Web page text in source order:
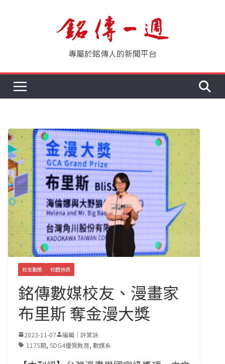
專屬於銘傳人的新聞平台
校友動態 校園快訊
銘傳數媒校友、漫畫家
布里斯 奪金漫大獎
2023-11-07
編輯｜許棠詠
1175期, SDG4優質教育, 數媒系